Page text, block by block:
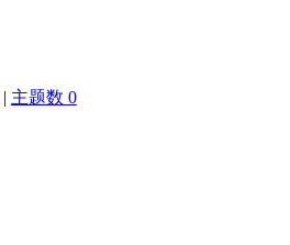
| 主题数 0